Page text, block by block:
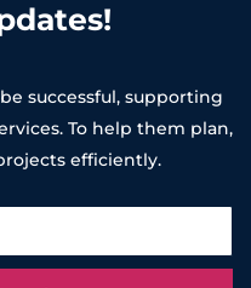
successful, supporting
To help them plan,
efficiently.